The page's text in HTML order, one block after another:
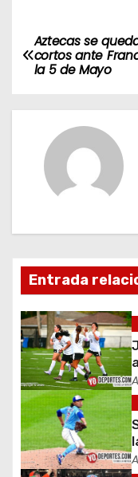
N
a
v
c
ó
n
d
e
e
Aztecas se
cortos ante
la 5 de Mayo
Entrada